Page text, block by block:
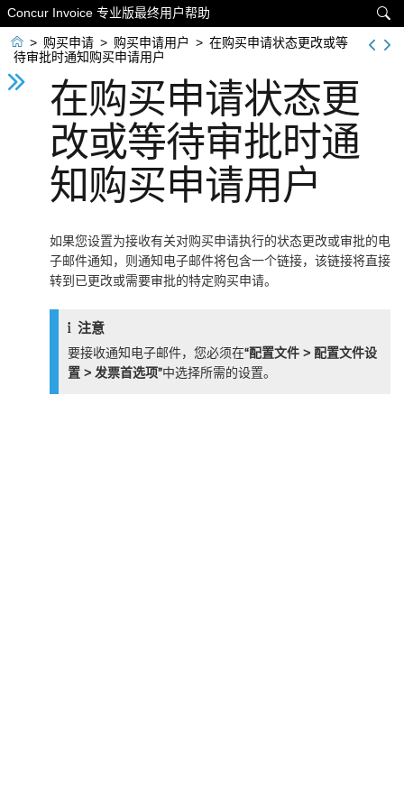

Concur Invoice 专业版最终用户帮助
 > 购买申请 > 购买申请用户 > 在购买申请状态更改或等
待审批时通知购买申请用户
在购买申请状态更
改或等待审批时通
知购买申请用户
如果您设置为接收有关对购买申请执行的状态更改或审批的电
子邮件通知，则通知电子邮件将包含一个链接，该链接将直接
转到已更改或需要审批的特定购买申请。
注意
要接收通知电子邮件，您必须在“配置文件 > 配置文件设
置 > 发票首选项”中选择所需的设置。